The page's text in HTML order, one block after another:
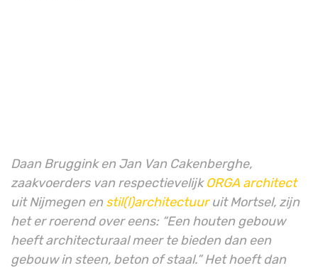
Daan Bruggink en Jan Van Cakenberghe,
zaakvoerders van respectievelijkORGA architect
uit Nijmegen en stil(l)architectuuruit Mortsel, zijn
het er roerend over eens: “Een houten gebouw
heeft architecturaal meer te bieden dan een
gebouw in steen, beton of staal.” Het hoeft dan